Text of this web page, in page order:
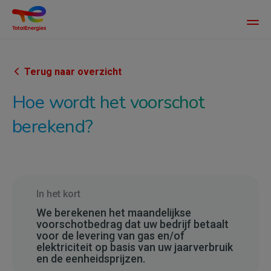
naar
inhoud
gaan
Main
Terug naar overzicht
Hoe wordt het voorschot
berekend?
In het kort
We berekenen het maandelijkse
voorschotbedrag dat uw bedrijf betaalt
voor de levering van gas en/of
elektriciteit op basis van uw jaarverbruik
en de eenheidsprijzen.